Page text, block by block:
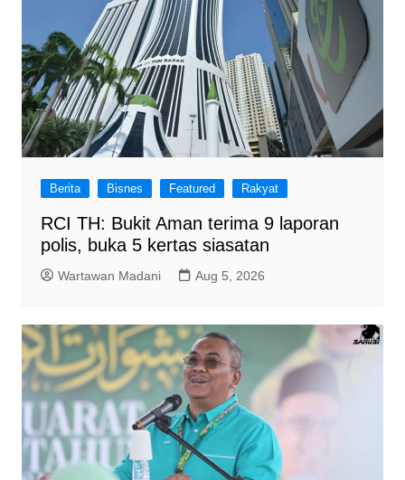
Berita Bisnes Featured Rakyat
RCI TH: Bukit Aman terima 9 laporan
polis, buka 5 kertas siasatan
Wartawan Madani Aug 5, 2026